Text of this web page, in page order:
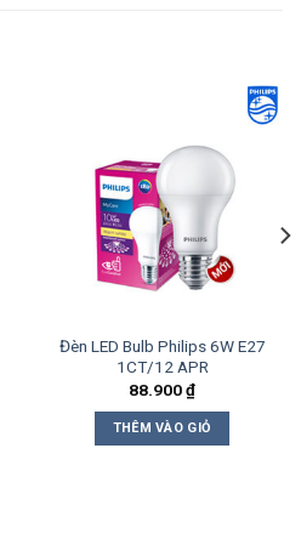
Đèn LED Bulb Philips 6W E27
1CT/12 APR
88.900₫
THÊM VÀO GIỎ